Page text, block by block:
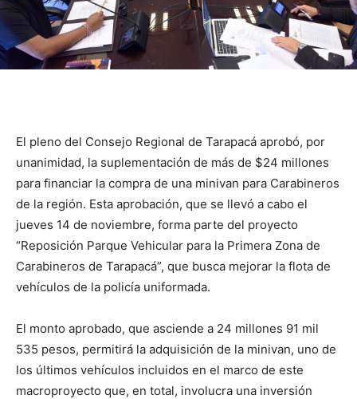
El pleno del Consejo Regional de Tarapacá aprobó, por
unanimidad, la suplementación de más de $24 millones
para financiar la compra de una minivan para Carabineros
de la región. Esta aprobación, que se llevó a cabo el
jueves 14 de noviembre, forma parte del proyecto
“Reposición Parque Vehicular para la Primera Zona de
Carabineros de Tarapacá”, que busca mejorar la flota de
vehículos de la policía uniformada.
El monto aprobado, que asciende a 24 millones 91 mil
535 pesos, permitirá la adquisición de la minivan, uno de
los últimos vehículos incluidos en el marco de este
macroproyecto que, en total, involucra una inversión